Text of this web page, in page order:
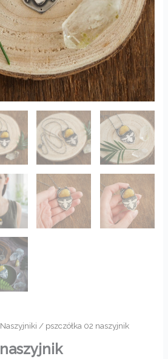
Naszyjniki / pszczółka 02 naszyjnik
naszyjnik